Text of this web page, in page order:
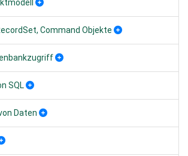
Command Objekte
SQL
Daten